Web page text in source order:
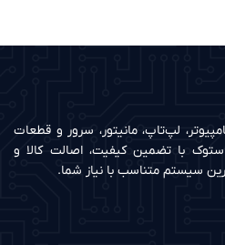
لپ‌تاپ، مانیتور، سرور و قطعات
با تضمین کیفیت، اصالت کالا و
سیستم متناسب با نیاز شما.